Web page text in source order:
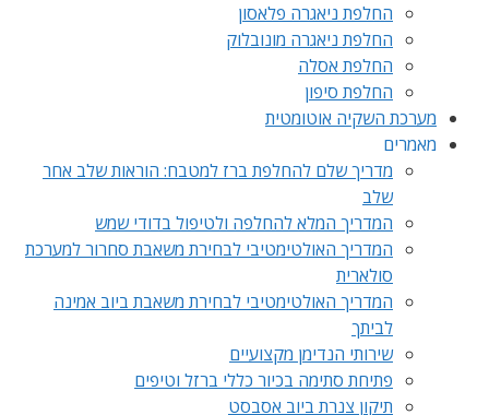
החלפת ניאגרה פלאסון
החלפת ניאגרה מונובלוק
החלפת אסלה
החלפת סיפון
מערכת השקיה אוטומטית
מאמרים
מדריך שלם להחלפת ברז למטבח: הוראות שלב אחר
שלב
המדריך המלא להחלפה ולטיפול בדודי שמש
המדריך האולטימטיבי לבחירת משאבת סחרור למערכת
סולארית
המדריך האולטימטיבי לבחירת משאבת ביוב אמינה
לביתך
שירותי הנדימן מקצועיים
פתיחת סתימה בכיור כללי ברזל וטיפים
תיקון צנרת ביוב אסבסט